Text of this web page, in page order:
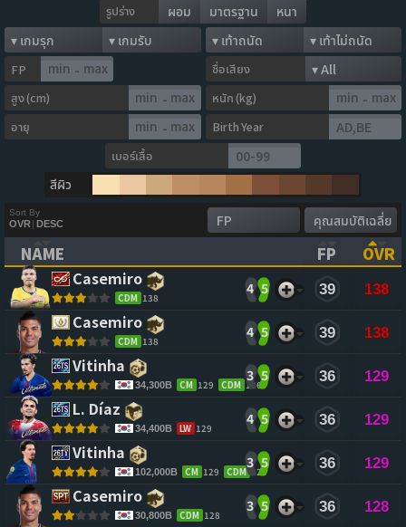
รูปร่าง ผอม มาตรฐาน หนา
FP -
ชื่อเสียง
สูง (cm)
- หนัก (kg) -
อายุ -
Birth Year
เบอร์เสื้อ
สีผิว
Sort By
OVR| DESC
NAME
(CLICK TO CLEAR SORTING)
FP
OVR
Casemiro
CDM 138
4 5 39 138
Casemiro
CDM 138
4 5 39 138
Vitinha
34,300B CM 129 CDM 126
3 5 36 129
L. Díaz
34,400B LW 129
4 5 36 129
Vitinha
102,000B CM 129 CDM 125
3 5 36 129
Casemiro
30,800B CDM 128
3 5 36 128